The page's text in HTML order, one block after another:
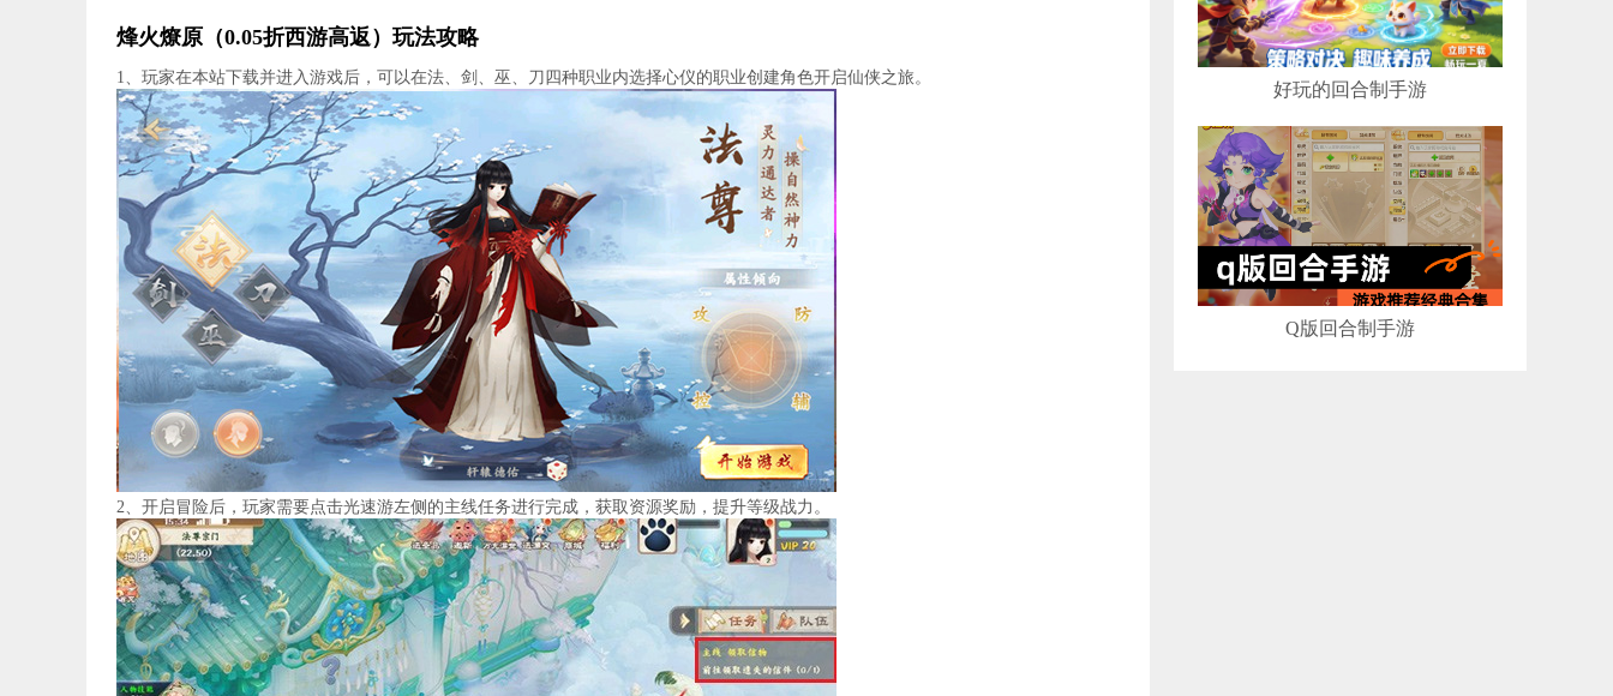
烽火燎原（0.05折西游高返）玩法攻略
1、玩家在本站下载并进入游戏后，可以在法、剑、巫、刀四种职业内选择心仪的职业创建角色开启仙侠之旅。
2、开启冒险后，玩家需要点击光速游左侧的主线任务进行完成，获取资源奖励，提升等级战力。
好玩的回合制手游
Q版回合制手游